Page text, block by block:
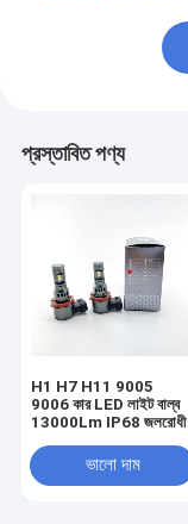
প্রস্তাবিত পণ্য
H1 H7 H11 9005
9006 কার LED লাইট বাল্ব
13000Lm IP68 জলরোধী
ভালো দাম